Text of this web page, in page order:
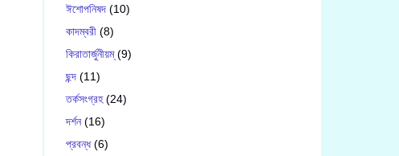
ঈশোপনিষদ (10)
কাদম্বরী (8)
কিরাতার্জুনীয়ম্(9)
ছন্দ (11)
তর্কসংগ্রহ(24)
দর্শন(16)
প্রবন্ধ(6)